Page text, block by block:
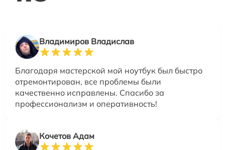
Владимиров Владислав
Благодаря мастерской мой ноутбук был быстро
отремонтирован, все проблемы были
качественно исправлены. Спасибо за
профессионализм и оперативность!
Кочетов Адам